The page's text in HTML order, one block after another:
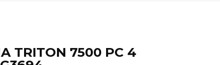
TRITON 7500 PC 4